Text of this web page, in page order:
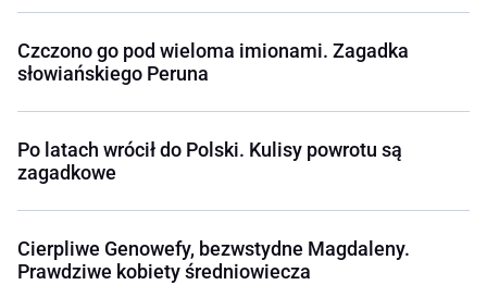
Czczono go pod wieloma imionami. Zagadka
słowiańskiego Peruna
Po latach wrócił do Polski. Kulisy powrotu są
zagadkowe
Cierpliwe Genowefy, bezwstydne Magdaleny.
Prawdziwe kobiety średniowiecza